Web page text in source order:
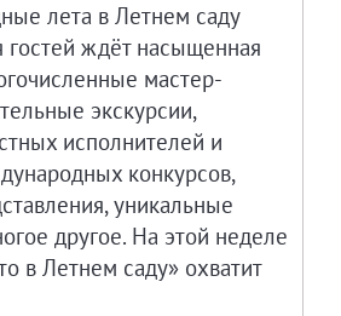
лета в Летнем саду
гостей ждёт насыщенная
мастер-
экскурсии,
исполнителей и
конкурсов,
уникальные
другое. На этой неделе
в Летнем саду» охватит